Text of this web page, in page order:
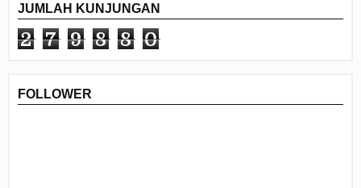
JUMLAH KUNJUNGAN
2 7 9 8 8 0
FOLLOWER